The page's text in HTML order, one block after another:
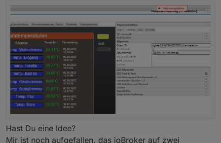
replication          Replication
server-config        Display server
help, h              Shows a list of
GLOBAL OPTIONS:
   --help, -h  show help
pi@raspberrypiioBroker:~ $
Hast Du eine Idee?
Mir ist noch aufgefallen, das ioBroker auf zwei